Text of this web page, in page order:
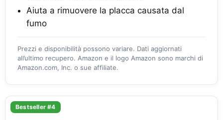
Aiuta a rimuovere la placca causata dal
fumo
Prezzi e disponibilità possono variare. Dati aggiornati
all’ultimo recupero. Amazon e il logo Amazon sono marchi di
Amazon.com, Inc. o sue affiliate.
Bestseller #4